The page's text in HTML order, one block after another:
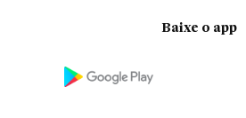
Baixe o app